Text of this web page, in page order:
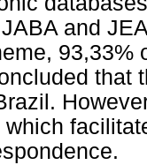
and
93,33%
that